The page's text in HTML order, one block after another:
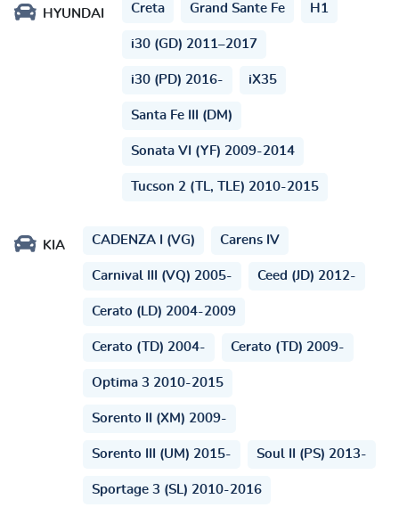
HYUNDAI Creta Grand Sante Fe H1
i30 (GD) 2011–2017
i30 (PD) 2016- iX35
Santa Fe III (DM)
Sonata VI (YF) 2009-2014
Tucson 2 (TL, TLE) 2010-2015
KIA CADENZA I (VG) Carens IV
Carnival III (VQ) 2005- Ceed (JD) 2012-
Cerato (LD) 2004-2009
Cerato (TD) 2004- Cerato (TD) 2009-
Optima 3 2010-2015
Sorento II (XM) 2009-
Sorento III (UM) 2015- Soul II (PS) 2013-
Sportage 3 (SL) 2010-2016